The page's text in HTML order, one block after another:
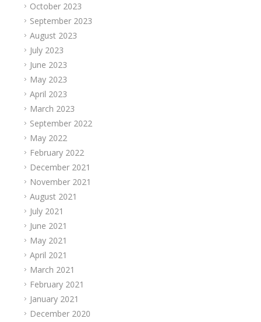
October 2023
September 2023
August 2023
July 2023
June 2023
May 2023
April 2023
March 2023
September 2022
May 2022
February 2022
December 2021
November 2021
August 2021
July 2021
June 2021
May 2021
April 2021
March 2021
February 2021
January 2021
December 2020